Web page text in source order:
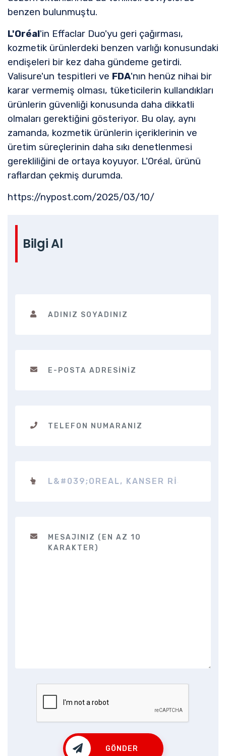
benzen bulunmuştu.
L'Oréal'in Effaclar Duo'yu geri çağırması,
kozmetik ürünlerdeki benzen varlığı konusundaki
endişeleri bir kez daha gündeme getirdi.
Valisure'un tespitleri ve FDA'nın henüz nihai bir
karar vermemiş olması, tüketicilerin kullandıkları
ürünlerin güvenliği konusunda daha dikkatli
olmaları gerektiğini gösteriyor. Bu olay, aynı
zamanda, kozmetik ürünlerin içeriklerinin ve
üretim süreçlerinin daha sıkı denetlenmesi
gerekliliğini de ortaya koyuyor. L'Oréal, ürünü
raflardan çekmiş durumda.
https://nypost.com/2025/03/10/
Bilgi Al
GÖNDER